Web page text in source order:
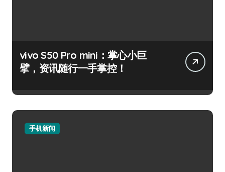
vivo S50 Pro mini：掌心小巨
擘，资讯随行一手掌控！
手机新闻